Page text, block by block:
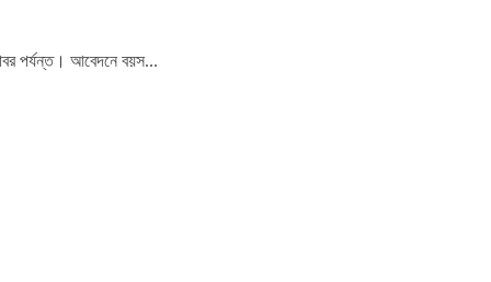
পর্যন্ত। আবেদনে বয়স...